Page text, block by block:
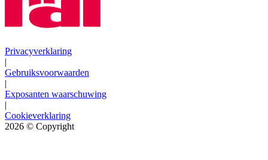
Privacyverklaring
|
Gebruiksvoorwaarden
|
Exposanten waarschuwing
|
Cookieverklaring
2026 © Copyright